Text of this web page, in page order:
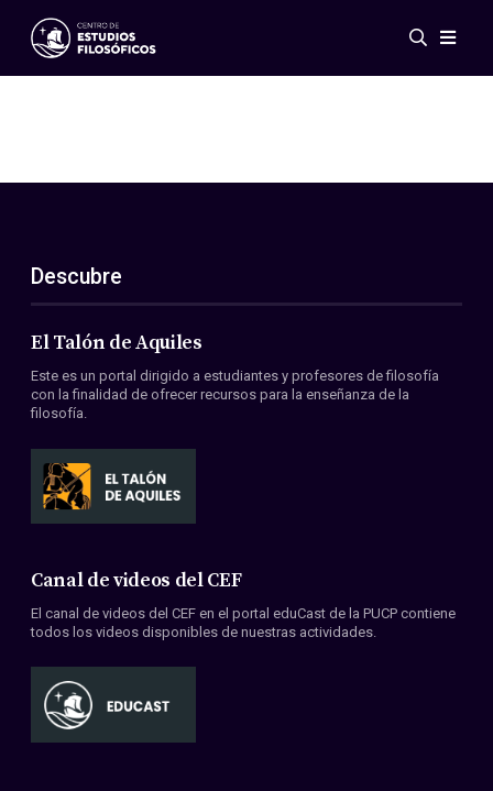
Eventos
ES
EN
Acerca de nosotros
Miembros
Convenios
Descubre
El Talón de Aquiles
Este es un portal dirigido a estudiantes y profesores de filosofía
con la finalidad de ofrecer recursos para la enseñanza de la
filosofía.
Canal de videos del CEF
El canal de videos del CEF en el portal eduCast de la PUCP contiene
todos los videos disponibles de nuestras actividades.